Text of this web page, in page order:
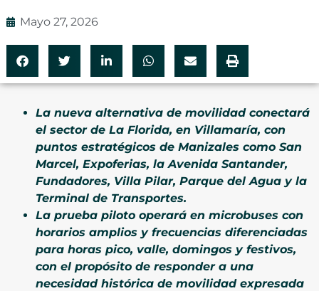
Mayo 27, 2026
La nueva alternativa de movilidad conectará
el sector de La Florida, en Villamaría, con
puntos estratégicos de Manizales como San
Marcel, Expoferias, la Avenida Santander,
Fundadores, Villa Pilar, Parque del Agua y la
Terminal de Transportes.
La prueba piloto operará en microbuses con
horarios amplios y frecuencias diferenciadas
para horas pico, valle, domingos y festivos,
con el propósito de responder a una
necesidad histórica de movilidad expresada